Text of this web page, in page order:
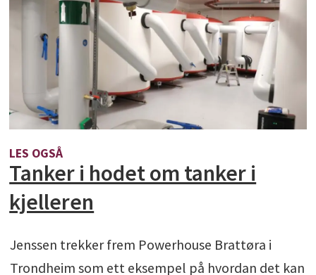
LES OGSÅ
Tanker i hodet om tanker i
kjelleren
Jenssen trekker frem Powerhouse Brattøra i
Trondheim som ett eksempel på hvordan det kan